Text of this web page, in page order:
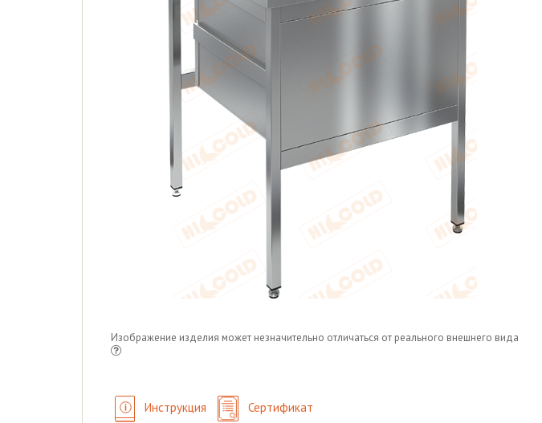
Изображение изделия может незначительно отличаться от реального внешнего вида
Инструкция Сертификат